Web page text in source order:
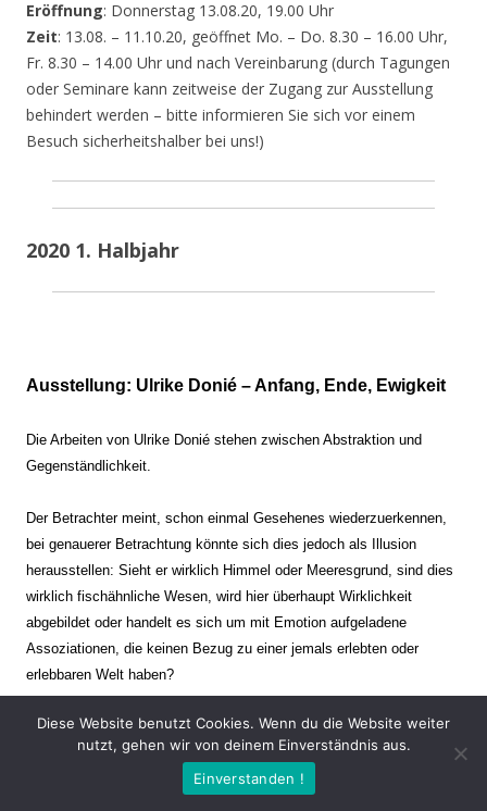
Eröffnung: Donnerstag 13.08.20, 19.00 Uhr
Zeit: 13.08. – 11.10.20, geöffnet Mo. – Do. 8.30 – 16.00 Uhr,
Fr. 8.30 – 14.00 Uhr und nach Vereinbarung (durch Tagungen
oder Seminare kann zeitweise der Zugang zur Ausstellung
behindert werden – bitte informieren Sie sich vor einem
Besuch sicherheitshalber bei uns!)
2020 1. Halbjahr
Ausstellung: Ulrike Donié – Anfang, Ende, Ewigkeit
Die Arbeiten von Ulrike Donié stehen zwischen Abstraktion und
Gegenständlichkeit.
Der Betrachter meint, schon einmal Gesehenes wiederzuerkennen,
bei genauerer Betrachtung könnte sich dies jedoch als Illusion
herausstellen: Sieht er wirklich Himmel oder Meeresgrund, sind dies
wirklich fischähnliche Wesen, wird hier überhaupt Wirklichkeit
abgebildet oder handelt es sich um mit Emotion aufgeladene
Assoziationen, die keinen Bezug zu einer jemals erlebten oder
erlebbaren Welt haben?
Verharren und Dynamik stehen sich dabei gegenüber. Zeit steht still
oder verrinnt im Nu. Es soll dabei eine Spannung, auch farblich, bis
zur Schmerzgrenze erzeugt werden. Die Arbeiten stellen ambivalente
Diese Website benutzt Cookies. Wenn du die Website weiter
nutzt, gehen wir von deinem Einverständnis aus.
Einverstanden !